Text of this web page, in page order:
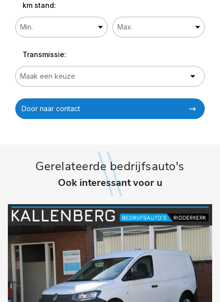
km stand:
Transmissie:
Door naar contact
Gerelateerde bedrijfsauto's
Ook interessant voor u